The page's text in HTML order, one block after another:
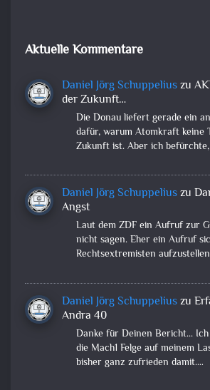
Aktuelle Kommentare
Daniel Jörg Schuppeliuszu
der Zukunft…
Die Donau liefert gerade ein
dafür, warum Atomkraft keine
Zukunft ist. Aber ich
Daniel Jörg Schuppeliuszu
Angst
Laut dem ZDF ein Aufruf zur
nicht sagen. Eher ein Aufruf
Rechtsextremisten
Daniel Jörg Schuppeliuszu
Andra 40
Danke für Deinen Bericht...
die Mach1 Felge auf meinem
bisher ganz zufrieden damit.…